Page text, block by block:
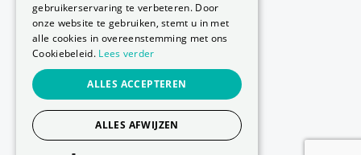
Annuleringsvoorwaarden
-
-
Privacy Policy
Cookie Policy
Website laten maken
gebruikerservaring te verbeteren. Door
onze website te gebruiken, stemt u in met
alle cookies in overeenstemming met ons
Cookiebeleid. Lees verder
ALLES ACCEPTEREN
ALLES AFWIJZEN